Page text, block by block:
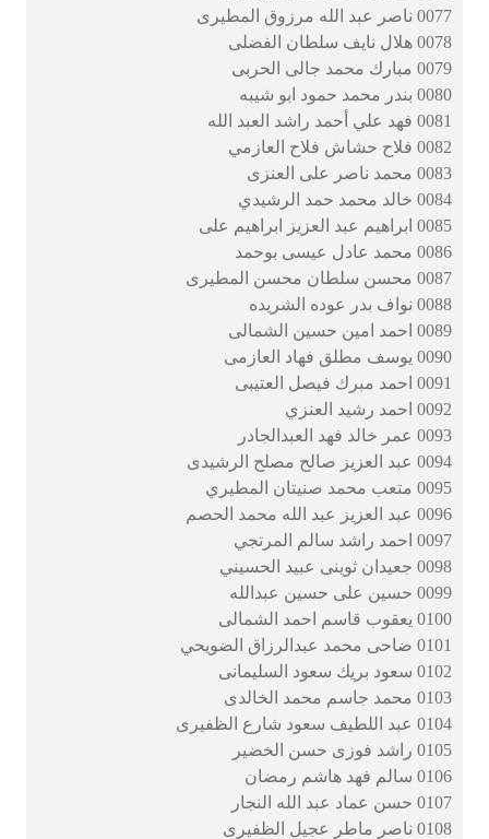
0077 ناصر عبد الله مرزوق المطيرى
0078 هلال نايف سلطان الفضلى
0079 مبارك محمد جالى الحربى
0080 بندر محمد حمود ابو شيبه
0081 فهد علي أحمد راشد العبد الله
0082 فلاح حشاش فلاح العازمي
0083 محمد ناصر على العنزى
0084 خالد محمد حمد الرشيدي
0085 ابراهيم عبد العزيز ابراهيم على
0086 محمد عادل عيسى بوحمد
0087 محسن سلطان محسن المطيرى
0088 نواف بدر عوده الشريده
0089 احمد امين حسين الشمالى
0090 يوسف مطلق فهاد العازمى
0091 احمد مبرك فيصل العتيبى
0092 احمد رشيد العنزي
0093 عمر خالد فهد العبدالجادر
0094 عبد العزيز صالح مصلح الرشيدى
0095 متعب محمد صنيتان المطيري
0096 عبد العزيز عبد الله محمد الحصم
0097 احمد راشد سالم المرتجي
0098 جعيدان ثوينى عبيد الحسيني
0099 حسين على حسين عبدالله
0100 يعقوب قاسم احمد الشمالى
0101 ضاحى محمد عبدالرزاق الضويحي
0102 سعود بريك سعود السليمانى
0103 محمد جاسم محمد الخالدى
0104 عبد اللطيف سعود شارع الظفيرى
0105 راشد فوزى حسن الخضير
0106 سالم فهد هاشم رمضان
0107 حسن عماد عبد الله النجار
0108 ناصر ماطر عجيل الظفيرى